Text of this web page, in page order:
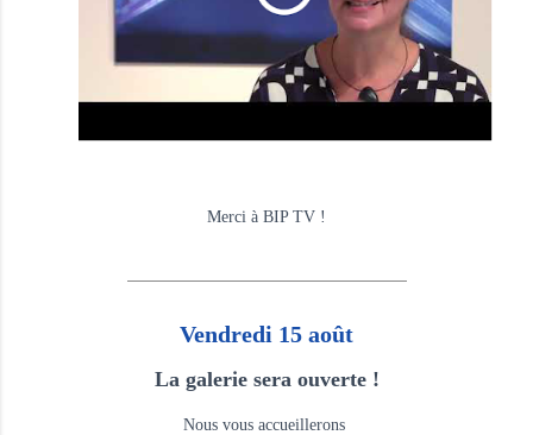
Merci à BIP TV !
Vendredi 15 août
La galerie sera ouverte !
Nous vous accueillerons